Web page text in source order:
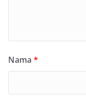
Nama *